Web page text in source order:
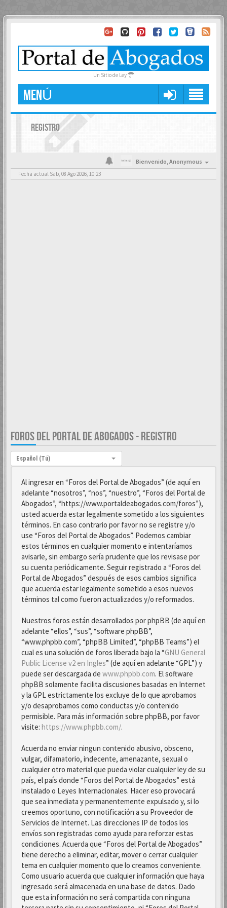
Un Sitio de Ley
MENÚ
REGISTRO
Bienvenido,Anonymous
Fecha actual Sab, 08 Ago 2026, 10:23
FOROS DEL PORTAL DE ABOGADOS - REGISTRO
Idioma:
Español (Tú)
Al ingresar en “Foros del Portal de Abogados” (de aquí en
adelante “nosotros”, “nos”, “nuestro”, “Foros del Portal de
Abogados”, “https://www.portaldeabogados.com/foros”),
usted acuerda estar legalmente sometido a los siguientes
términos. En caso contrario por favor no se registre y/o
use “Foros del Portal de Abogados”. Podemos cambiar
estos términos en cualquier momento e intentaríamos
avisarle, sin embargo sería prudente que los revisase por
su cuenta periódicamente. Seguir registrado a “Foros del
Portal de Abogados” después de esos cambios significa
que acuerda estar legalmente sometido a esos nuevos
términos tal como fueron actualizados y/o reformados.
Nuestros foros están desarrollados por phpBB (de aquí en
adelante “ellos”, “sus”, “software phpBB”,
“www.phpbb.com”, “phpBB Limited”, “phpBB Teams”) el
cual es una solución de foros liberada bajo la “GNU General
Public License v2 en Ingles” (de aquí en adelante “GPL”) y
puede ser descargada de www.phpbb.com. El software
phpBB solamente facilita discusiones basadas en Internet
y la GPL estrictamente los excluye de lo que aprobamos
y/o desaprobamos como conductas y/o contenido
permisible. Para más información sobre phpBB, por favor
visite: https://www.phpbb.com/.
Acuerda no enviar ningun contenido abusivo, obsceno,
vulgar, difamatorio, indecente, amenazante, sexual o
cualquier otro material que pueda violar cualquier ley de su
país, el país donde “Foros del Portal de Abogados” está
instalado o Leyes Internacionales. Hacer eso provocará
que sea inmediata y permanentemente expulsado y, si lo
creemos oportuno, con notificación a su Proveedor de
Servicios de Internet. Las direcciones IP de todos los
envíos son registradas como ayuda para reforzar estas
condiciones. Acuerda que “Foros del Portal de Abogados”
tiene derecho a eliminar, editar, mover o cerrar cualquier
tema en cualquier momento que lo creamos conveniente.
Como usuario acuerda que cualquier información que haya
ingresado será almacenada en una base de datos. Dado
que esta información no será compartida con ninguna